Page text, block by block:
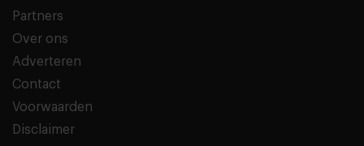
Partners
Over ons
Adverteren
Contact
Voorwaarden
Disclaimer